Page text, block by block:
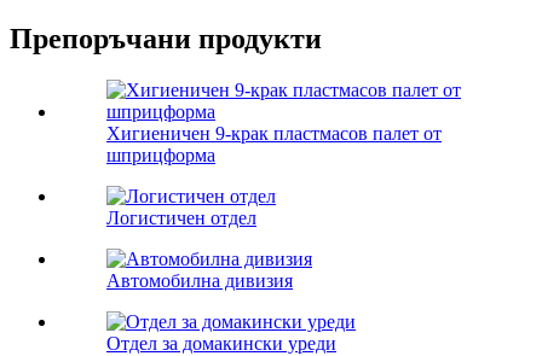
Препоръчани продукти
Хигиеничен 9-крак пластмасов палет от
шприцформа
Логистичен отдел
Автомобилна дивизия
Отдел за домакински уреди